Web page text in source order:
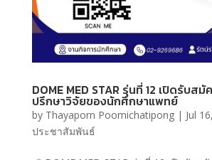
DOME MED STAR รุ่นที่ 12 เปิดรับส
ปรึกษาวิจัยของนักศึกษาแพทย์
by Thayaporn Poomichatipong| Jul
ประชาสัมพันธ์